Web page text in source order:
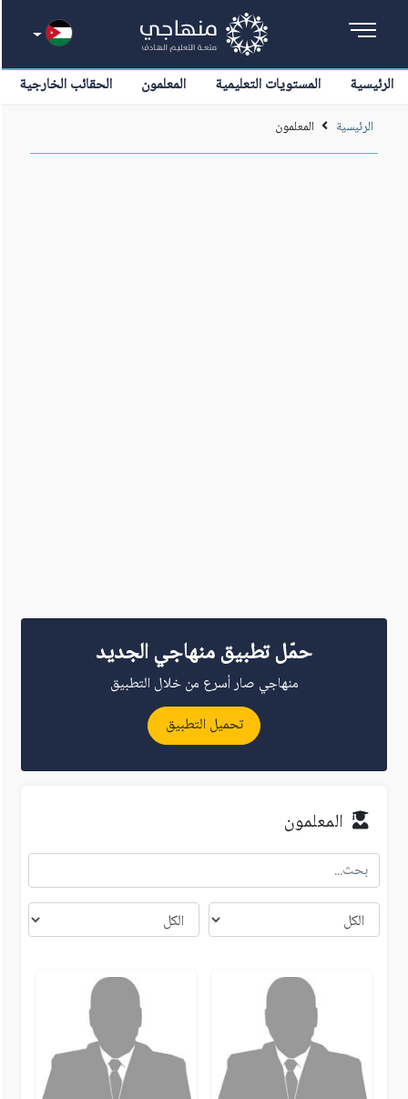
الرئيسية المستويات التعليمية المعلمون الحقائب الخارجية
الرئيسية المعلمون
حمّل تطبيق منهاجي الجديد
منهاجي صار أسرع من خلال التطبيق
تحميل التطبيق
المعلمون